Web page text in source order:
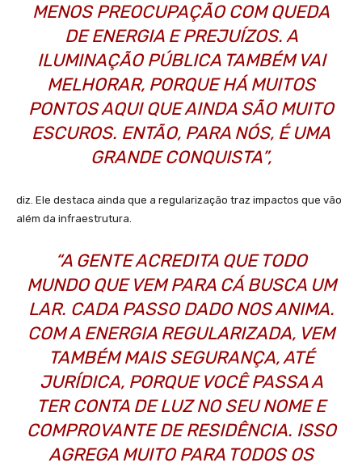
MENOS PREOCUPAÇÃO COM QUEDA
DE ENERGIA E PREJUÍZOS. A
ILUMINAÇÃO PÚBLICA TAMBÉM VAI
MELHORAR, PORQUE HÁ MUITOS
PONTOS AQUI QUE AINDA SÃO MUITO
ESCUROS. ENTÃO, PARA NÓS, É UMA
GRANDE CONQUISTA”,
diz. Ele destaca ainda que a regularização traz impactos que vão
além da infraestrutura.
“A GENTE ACREDITA QUE TODO
MUNDO QUE VEM PARA CÁ BUSCA UM
LAR. CADA PASSO DADO NOS ANIMA.
COM A ENERGIA REGULARIZADA, VEM
TAMBÉM MAIS SEGURANÇA, ATÉ
JURÍDICA, PORQUE VOCÊ PASSA A
TER CONTA DE LUZ NO SEU NOME E
COMPROVANTE DE RESIDÊNCIA. ISSO
AGREGA MUITO PARA TODOS OS